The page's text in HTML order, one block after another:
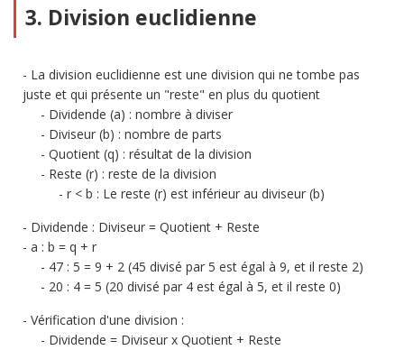
3. Division euclidienne
La division euclidienne est une division qui ne tombe pas
juste et qui présente un "reste" en plus du quotient
Dividende (a) : nombre à diviser
Diviseur (b) : nombre de parts
Quotient (q) : résultat de la division
Reste (r) : reste de la division
r < b : Le reste (r) est inférieur au diviseur (b)
Dividende : Diviseur = Quotient + Reste
a : b = q + r
47 : 5 = 9 + 2 (45 divisé par 5 est égal à 9, et il reste 2)
20 : 4 = 5 (20 divisé par 4 est égal à 5, et il reste 0)
Vérification d'une division :
Dividende = Diviseur x Quotient + Reste